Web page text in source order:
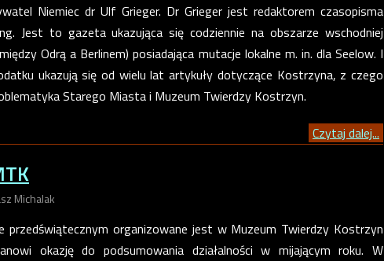
Niemiec dr Ulf Grieger. Dr Grieger jest redaktorem czasopisma
Jest to gazeta ukazująca się codziennie na obszarze wschodniej
Odrą a Berlinem) posiadająca mutacje lokalne m. in. dla Seelow. I
ukazują się od wielu lat artykuły dotyczące Kostrzyna, z czego
Starego Miasta i Muzeum Twierdzy Kostrzyn.
Czytaj dalej...
Michalak
przedświątecznym organizowane jest w Muzeum Twierdzy Kostrzyn
okazję do podsumowania działalności w mijającym roku. W